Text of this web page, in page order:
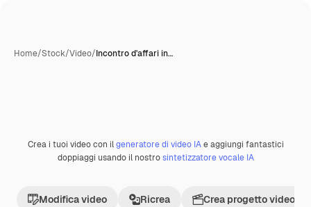
Home/Stock/Video/Incontro d'affari in…
Premium
Crea i tuoi video con ilgeneratore di video IAe aggiungi fantastici
doppiaggi usando il nostrosintetizzatore vocale IA
Modifica video Ricrea Crea progetto video